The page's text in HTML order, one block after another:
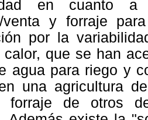
en cuanto
venta y forraje
por la
calor, que se han
agua para riego y
una agricultura
forraje de otros